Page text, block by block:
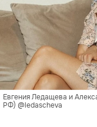
Евгения Ледащева и
РФ) @ledascheva